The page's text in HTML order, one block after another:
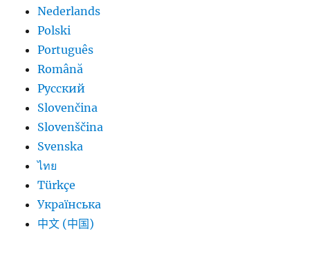
Nederlands
Polski
Português
Română
Русский
Slovenčina
Slovenščina
Svenska
ไทย
Türkçe
Українська
中文 (中国)